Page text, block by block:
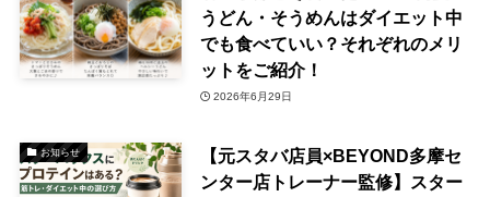
うどん・そうめんはダイエット中
でも食べていい？それぞれのメリ
ットをご紹介！
2026年6月29日
お知らせ
【元スタバ店員×BEYOND多摩セ
ンター店トレーナー監修】スター